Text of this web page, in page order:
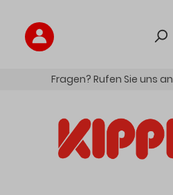
Fragen? Rufen Sie uns an